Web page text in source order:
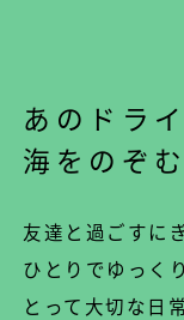
あのドラ
海をのぞ
友達と過ごすに
ひとりでゆっく
とって大切な日常